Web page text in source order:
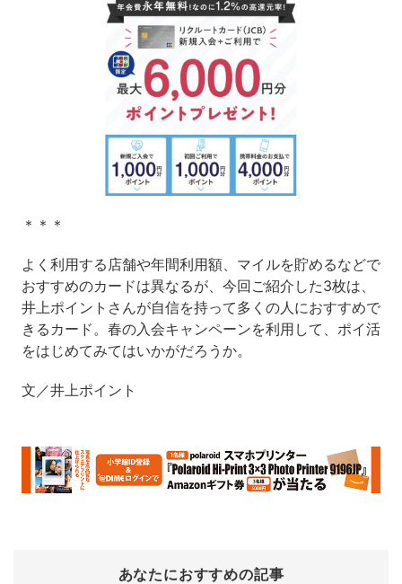
＊＊＊
よく利用する店舗や年間利用額、マイルを貯めるなどで
おすすめのカードは異なるが、今回ご紹介した3枚は、
井上ポイントさんが自信を持って多くの人におすすめで
きるカード。春の入会キャンペーンを利用して、ポイ活
をはじめてみてはいかがだろうか。
文／井上ポイント
あなたにおすすめの記事